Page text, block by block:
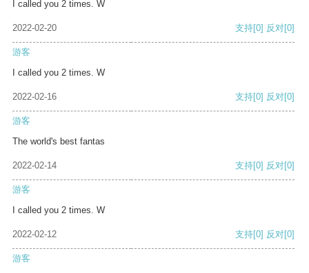
I called you 2 times. W
2022-02-20 支持[0] 反对[0]
游客
I called you 2 times. W
2022-02-16 支持[0] 反对[0]
游客
The world's best fantas
2022-02-14 支持[0] 反对[0]
游客
I called you 2 times. W
2022-02-12 支持[0] 反对[0]
游客